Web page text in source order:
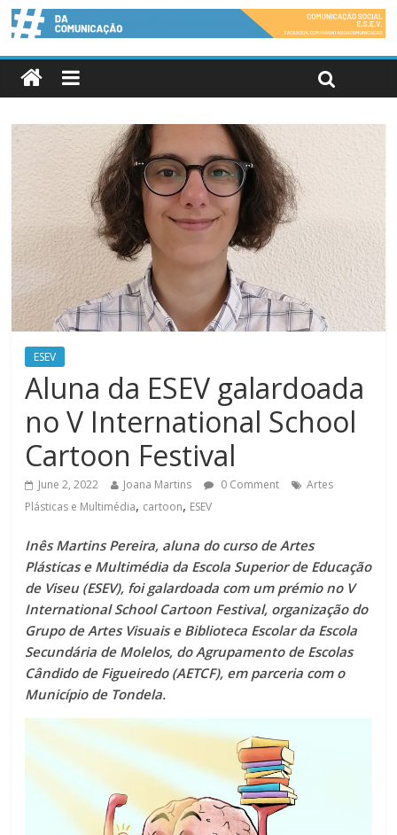
ESEV
Aluna da ESEV galardoada
no V International School
Cartoon Festival
June 2, 2022 Joana Martins 0 Comment
Artes
Plásticas e Multimédia, cartoon, ESEV
Inês Martins Pereira, aluna do curso de Artes
Plásticas e Multimédia da Escola Superior de Educação
de Viseu (ESEV), foi galardoada com um prémio no V
International School Cartoon Festival, organização do
Grupo de Artes Visuais e Biblioteca Escolar da Escola
Secundária de Molelos, do Agrupamento de Escolas
Cândido de Figueiredo (AETCF), em parceria com o
Município de Tondela.